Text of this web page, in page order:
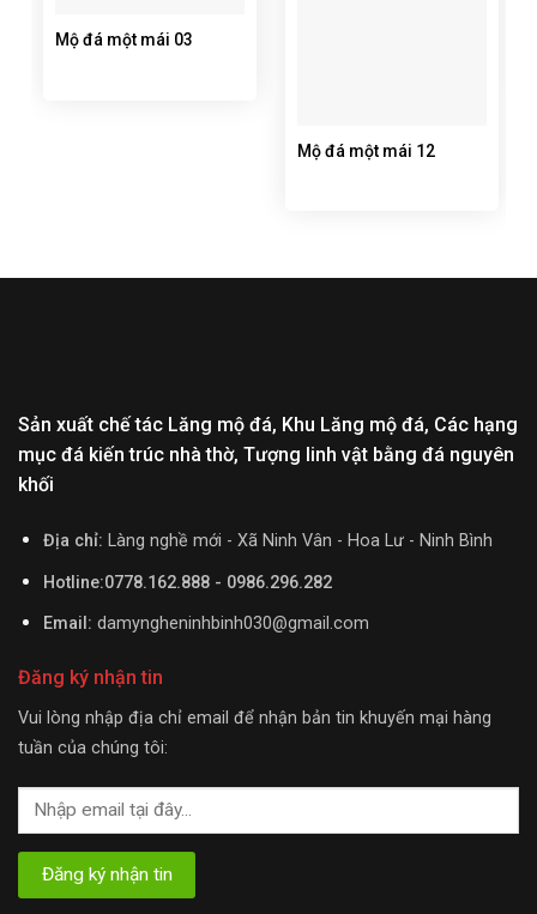
Mộ đá một mái 03
Mộ đá một mái 12
Sản xuất chế tác Lăng mộ đá, Khu Lăng mộ đá, Các hạng
mục đá kiến trúc nhà thờ, Tượng linh vật bằng đá nguyên
khối
Địa chỉ: Làng nghề mới - Xã Ninh Vân - Hoa Lư - Ninh Bình
Hotline:0778.162.888 - 0986.296.282
Email: damyngheninhbinh030@gmail.com
Đăng ký nhận tin
Vui lòng nhập địa chỉ email để nhận bản tin khuyến mại hàng
tuần của chúng tôi: